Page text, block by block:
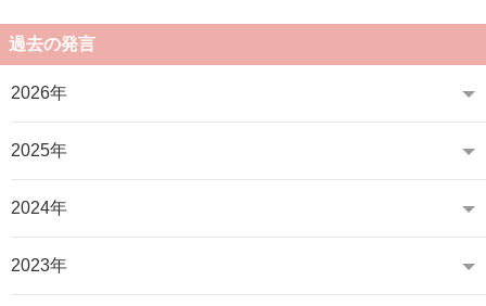
過去の発言
2026年
2025年
2024年
2023年